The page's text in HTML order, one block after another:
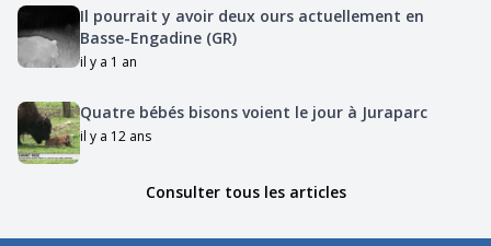
Il pourrait y avoir deux ours actuellement en
Basse-Engadine (GR)
il y a 1 an
Quatre bébés bisons voient le jour à Juraparc
il y a 12 ans
Consulter tous les articles